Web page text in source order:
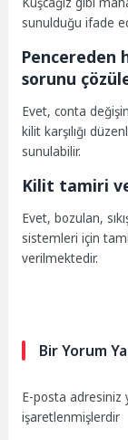
sunulduğu ifade
Pencereden
sorunu
Evet, conta
kilit karşılığı
sunulabilir.
Kilit tamiri
Evet, bozulan,
sistemleri için
verilmektedir.
Bir Yorum
E-posta adresiniz
işaretlenmişlerdir